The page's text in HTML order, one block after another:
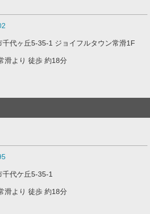
千代ヶ丘5-35-1 ジョイフルタウン常滑1F
滑より 徒歩 約18分
千代ケ丘5-35-1
滑より 徒歩 約18分